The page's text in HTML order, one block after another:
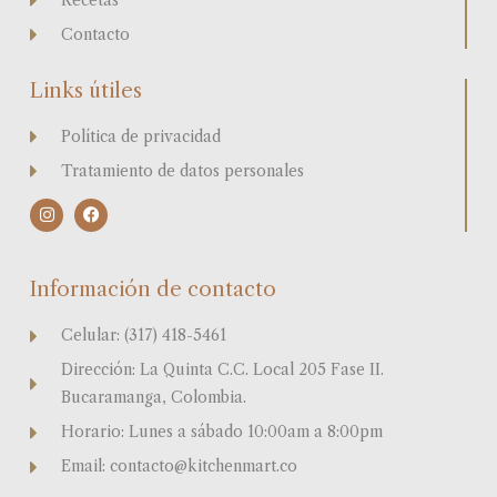
Contacto
Links útiles
Política de privacidad
Tratamiento de datos personales
I
n
s
g
F
a
c
o
k
Información de contacto
Celular: (317) 418-5461
Dirección: La Quinta C.C. Local 205 Fase II.
Bucaramanga, Colombia.
Horario: Lunes a sábado 10:00am a 8:00pm
Email: contacto@kitchenmart.co